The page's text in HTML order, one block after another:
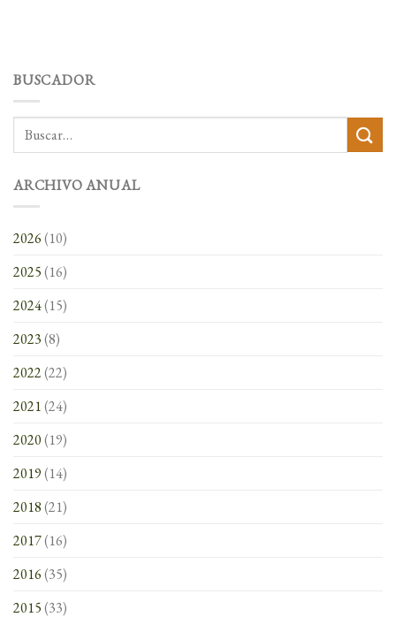
BUSCADOR
ARCHIVO ANUAL
2026(10)
2025(16)
2024(15)
2023(8)
2022(22)
2021(24)
2020(19)
2019(14)
2018(21)
2017(16)
2016(35)
2015(33)